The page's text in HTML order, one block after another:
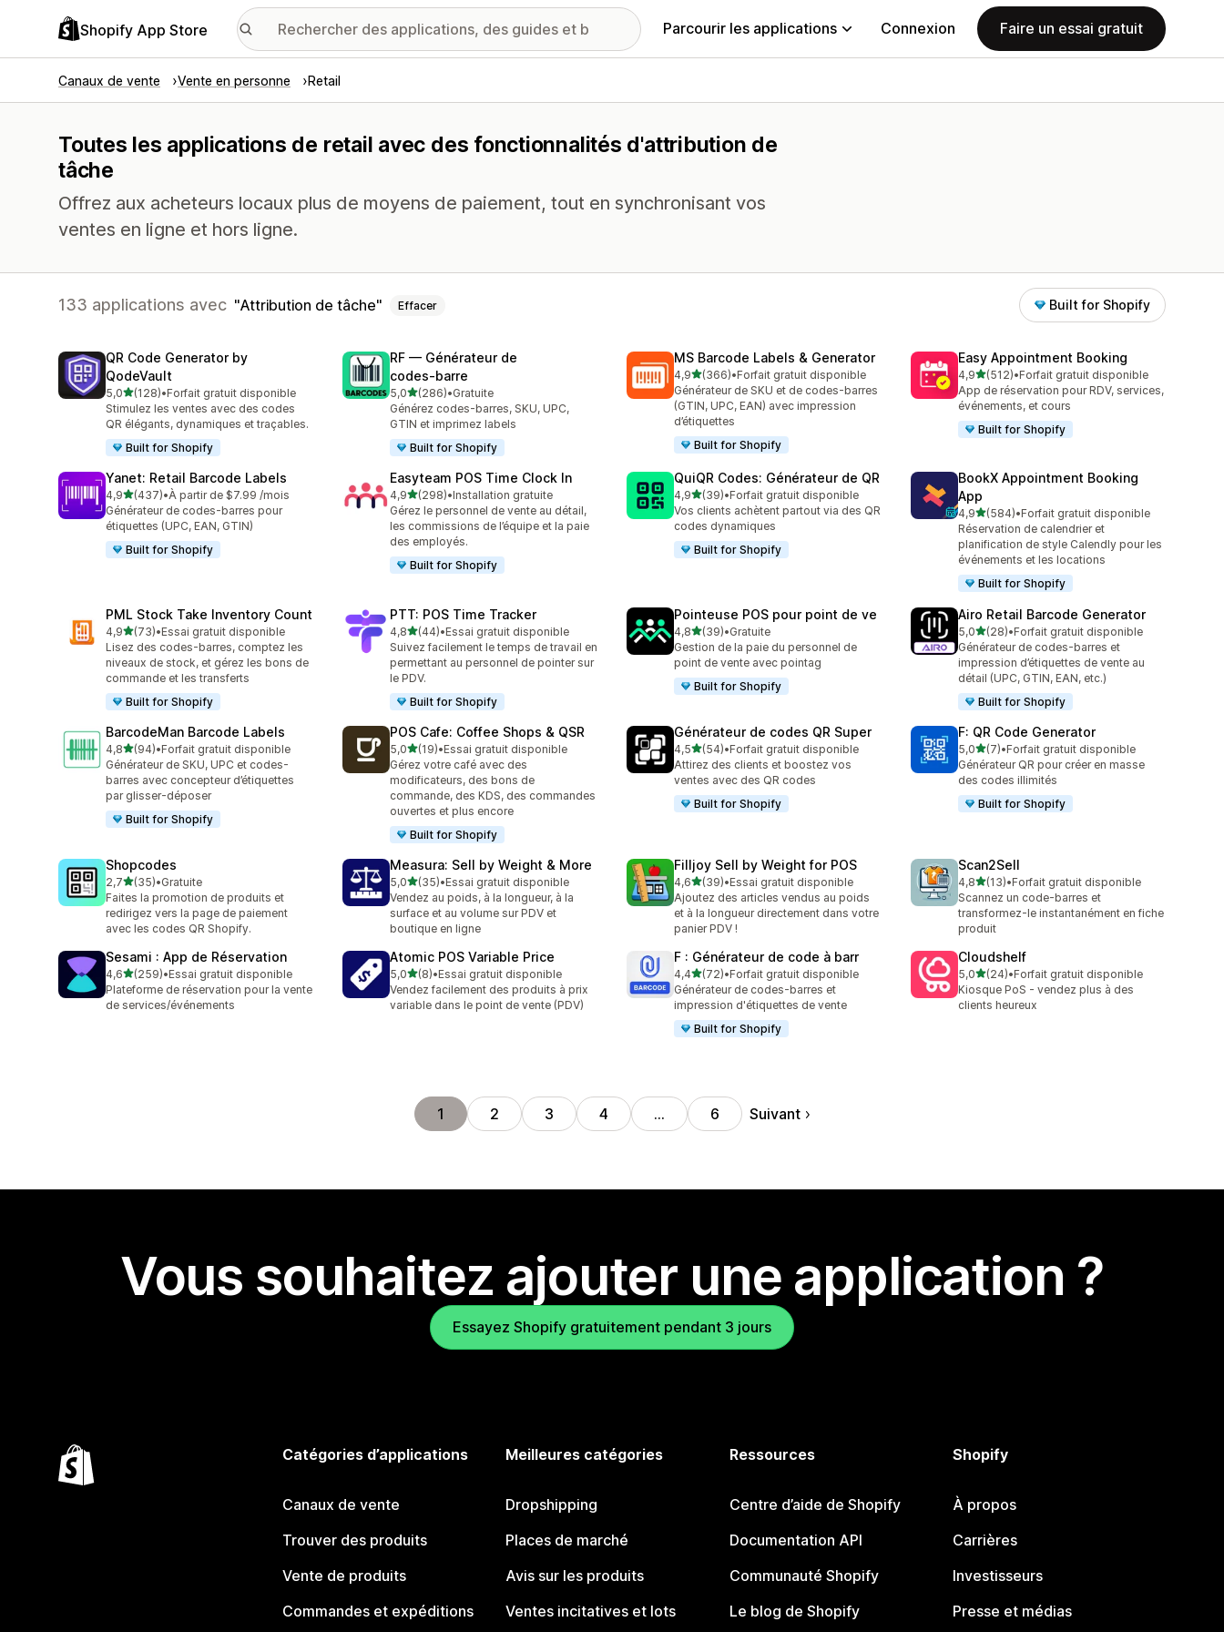
Shopify App Store Parcourir les applications Connexion Faire un essai gratuit
Canaux de vente Vente en personne Retail
Toutes les applications de retail avec des fonctionnalités d'attribution de
tâche
Offrez aux acheteurs locaux plus de moyens de paiement, tout en synchronisant vos
ventes en ligne et hors ligne.
133 applications avec Attribution de tâche Effacer Built for Shopify
QR Code Generator by
QodeVault
5,0étoile(s) sur 5
(128)
128 avis au total
•Forfait gratuit disponible
Stimulez les ventes avec des codes
QR élégants, dynamiques et traçables.
Built for Shopify
RF — Générateur de
codes‑barre
5,0étoile(s) sur 5
(286)
286 avis au total
•Gratuite
Générez codes-barres, SKU, UPC,
GTIN et imprimez labels
Built for Shopify
MS Barcode Labels & Generator
4,9étoile(s) sur 5
(366)
366 avis au total
•Forfait gratuit disponible
Générateur de SKU et de codes-barres
(GTIN, UPC, EAN) avec impression
d’étiquettes
Built for Shopify
Easy Appointment Booking
4,9étoile(s) sur 5
(512)
512 avis au total
•Forfait gratuit disponible
App de réservation pour RDV, services,
événements, et cours
Built for Shopify
Yanet: Retail Barcode Labels
4,9étoile(s) sur 5
(437)
437 avis au total
•À partir de $7.99 /mois
Générateur de codes-barres pour
étiquettes (UPC, EAN, GTIN)
Built for Shopify
Easyteam POS Time Clock In
4,9étoile(s) sur 5
(298)
298 avis au total
•Installation gratuite
Gérez le personnel de vente au détail,
les commissions de l’équipe et la paie
des employés.
Built for Shopify
QuiQR Codes: Générateur de QR
4,9étoile(s) sur 5
(39)
39 avis au total
•Forfait gratuit disponible
Vos clients achètent partout via des QR
codes dynamiques
Built for Shopify
BookX Appointment Booking
App
4,9étoile(s) sur 5
(584)
584 avis au total
•Forfait gratuit disponible
Réservation de calendrier et
planification de style Calendly pour les
événements et les locations
Built for Shopify
PML Stock Take Inventory Count
4,9étoile(s) sur 5
(73)
73 avis au total
•Essai gratuit disponible
Lisez des codes-barres, comptez les
niveaux de stock, et gérez les bons de
commande et les transferts
Built for Shopify
PTT: POS Time Tracker
4,8étoile(s) sur 5
(44)
44 avis au total
•Essai gratuit disponible
Suivez facilement le temps de travail en
permettant au personnel de pointer sur
le PDV.
Built for Shopify
Pointeuse POS pour point de ve
4,8étoile(s) sur 5
(39)
39 avis au total
•Gratuite
Gestion de la paie du personnel de
point de vente avec pointag
Built for Shopify
Airo Retail Barcode Generator
5,0étoile(s) sur 5
(28)
28 avis au total
•Forfait gratuit disponible
Générateur de codes-barres et
impression d’étiquettes de vente au
détail (UPC, GTIN, EAN, etc.)
Built for Shopify
BarcodeMan Barcode Labels
4,8étoile(s) sur 5
(94)
94 avis au total
•Forfait gratuit disponible
Générateur de SKU, UPC et codes-
barres avec concepteur d’étiquettes
par glisser-déposer
Built for Shopify
POS Cafe: Coffee Shops & QSR
5,0étoile(s) sur 5
(19)
19 avis au total
•Essai gratuit disponible
Gérez votre café avec des
modificateurs, des bons de
commande, des KDS, des commandes
ouvertes et plus encore
Built for Shopify
Générateur de codes QR Super
4,5étoile(s) sur 5
(54)
54 avis au total
•Forfait gratuit disponible
Attirez des clients et boostez vos
ventes avec des QR codes
Built for Shopify
F: QR Code Generator
5,0étoile(s) sur 5
(7)
7 avis au total
•Forfait gratuit disponible
Générateur QR pour créer en masse
des codes illimités
Built for Shopify
Shopcodes
2,7étoile(s) sur 5
(35)
35 avis au total
•Gratuite
Faites la promotion de produits et
redirigez vers la page de paiement
avec les codes QR Shopify.
Measura: Sell by Weight & More
5,0étoile(s) sur 5
(35)
35 avis au total
•Essai gratuit disponible
Vendez au poids, à la longueur, à la
surface et au volume sur PDV et
boutique en ligne
Filljoy Sell by Weight for POS
4,6étoile(s) sur 5
(39)
39 avis au total
•Essai gratuit disponible
Ajoutez des articles vendus au poids
et à la longueur directement dans votre
panier PDV !
Scan2Sell
4,8étoile(s) sur 5
(13)
13 avis au total
•Forfait gratuit disponible
Scannez un code-barres et
transformez-le instantanément en fiche
produit
Sesami : App de Réservation
4,6étoile(s) sur 5
(259)
259 avis au total
•Essai gratuit disponible
Plateforme de réservation pour la vente
de services/événements
Atomic POS Variable Price
5,0étoile(s) sur 5
(8)
8 avis au total
•Essai gratuit disponible
Vendez facilement des produits à prix
variable dans le point de vente (PDV)
F : Générateur de code à barr
4,4étoile(s) sur 5
(72)
72 avis au total
•Forfait gratuit disponible
Générateur de codes-barres et
impression d'étiquettes de vente
Built for Shopify
Cloudshelf
5,0étoile(s) sur 5
(24)
24 avis au total
•Forfait gratuit disponible
Kiosque PoS - vendez plus à des
clients heureux
1 2 3 4 … 6 Suivant
Vous souhaitez ajouter une application ?
Essayez Shopify gratuitement pendant 3 jours
Catégories d’applications
Canaux de vente
Trouver des produits
Vente de produits
Commandes et expéditions
Meilleures catégories
Dropshipping
Places de marché
Avis sur les produits
Ventes incitatives et lots
Ressources
Centre d’aide de Shopify
Documentation API
Communauté Shopify
Le blog de Shopify
Shopify
À propos
Carrières
Investisseurs
Presse et médias